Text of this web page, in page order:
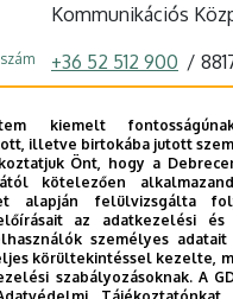
Kommunikációs
+36 52 512 900
4032 Debrecen
út 138
"A" Főépület
épület
kiemelt
illetve birtokába jutott
Önt, hogy a
kötelezően
alapján felülvizsgálta
az adatkezelési és
személyes
körültekintéssel kezelte,
szabályozásoknak. A